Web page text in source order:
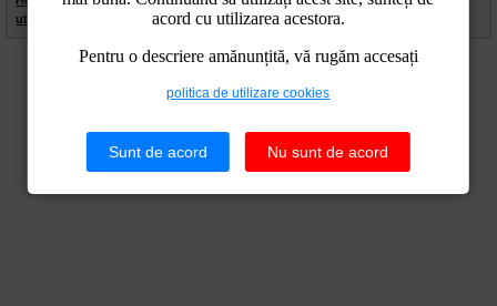
acord cu utilizarea acestora.
Pentru o descriere amănunțită, vă rugăm accesați
politica de utilizare cookies
Sunt de acord Nu sunt de acord
utilizare cookies
Politica de confidentialitate